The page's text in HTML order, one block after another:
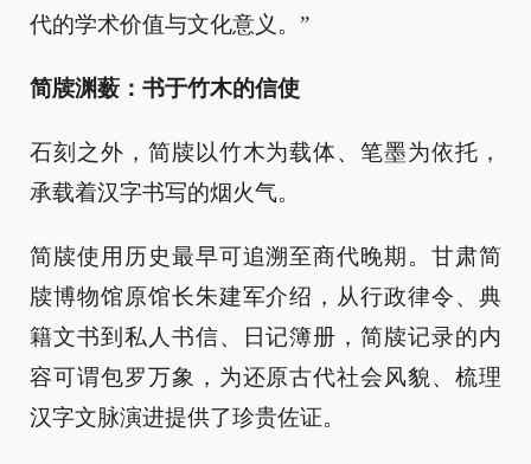
代的学术价值与文化意义。”
简牍渊薮：书于竹木的信使
石刻之外，简牍以竹木为载体、笔墨为依托，
承载着汉字书写的烟火气。
简牍使用历史最早可追溯至商代晚期。甘肃简
牍博物馆原馆长朱建军介绍，从行政律令、典
籍文书到私人书信、日记簿册，简牍记录的内
容可谓包罗万象，为还原古代社会风貌、梳理
汉字文脉演进提供了珍贵佐证。